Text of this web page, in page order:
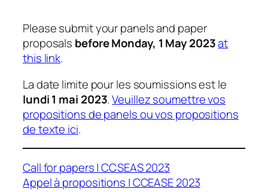
Please submit your panels and paper
proposals before Monday, 1 May 2023at
this link.
La date limite pour les soumissions est le
lundi 1 mai 2023.Veuillez soumettre vos
propositions de panels ou vos propositions
de texte ici.
Call for papers | CCSEAS 2023
Appel à propositions | CCEASE 2023